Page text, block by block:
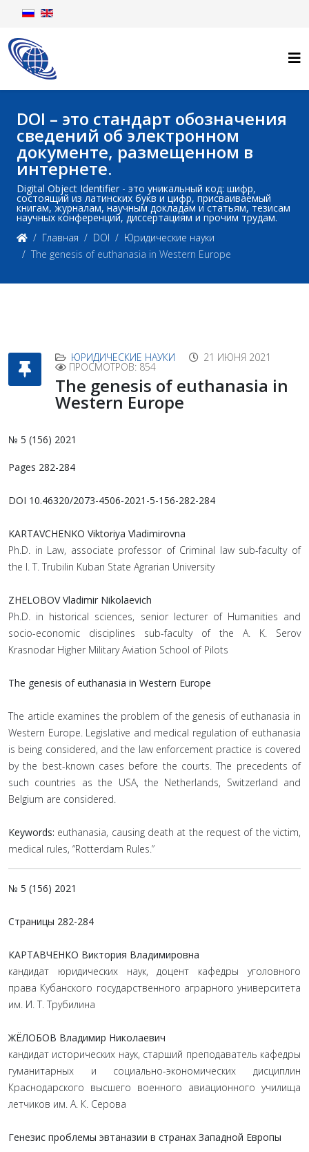
DOI – это стандарт обозначения
сведений об электронном
документе, размещенном в
интернете.
Digital Object Identifier - это уникальный код: шифр,
состоящий из латинских букв и цифр, присваиваемый
книгам, журналам, научным докладам и статьям, тезисам
научных конференций, диссертациям и прочим трудам.
Главная
DOI
Юридические науки
The genesis of euthanasia in Western Europe
ЮРИДИЧЕСКИЕ НАУКИ 21 ИЮНЯ 2021
ПРОСМОТРОВ: 854
The genesis of euthanasia in
Western Europe
№ 5 (156) 2021
Pages 282-284
DOI 10.46320/2073-4506-2021-5-156-282-284
KARTAVCHENKO Viktoriya Vladimirovna
Ph.D. in Law, associate professor of Criminal law sub-faculty of
the I. T. Trubilin Kuban State Agrarian University
ZHELOBOV Vladimir Nikolaevich
Ph.D. in historical sciences, senior lecturer of Humanities and
socio-economic disciplines sub-faculty of the A. K. Serov
Krasnodar Higher Military Aviation School of Pilots
The genesis of euthanasia in Western Europe
The article examines the problem of the genesis of euthanasia in
Western Europe. Legislative and medical regulation of euthanasia
is being considered, and the law enforcement practice is covered
by the best-known cases before the courts. The precedents of
such countries as the USA, the Netherlands, Switzerland and
Belgium are considered.
Keywords: euthanasia, causing death at the request of the victim,
medical rules, “Rotterdam Rules.”
№ 5 (156) 2021
Страницы 282-284
КАРТАВЧЕНКО Виктория Владимировна
кандидат юридических наук, доцент кафедры уголовного
права Кубанского государственного аграрного университета
им. И. Т. Трубилина
ЖЁЛОБОВ Владимир Николаевич
кандидат исторических наук, старший преподаватель кафедры
гуманитарных и социально-экономических дисциплин
Краснодарского высшего военного авиационного училища
летчиков им. А. К. Серова
Генезис проблемы эвтаназии в странах Западной Европы